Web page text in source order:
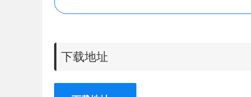
谷歌浏览器v87正式版主要更新，由于进行了
下载地址